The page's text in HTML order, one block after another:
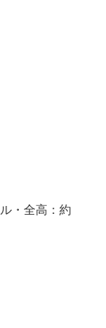
・全高：約